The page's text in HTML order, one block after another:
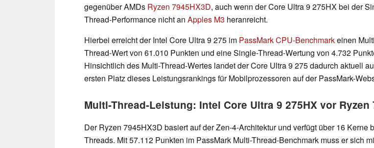
gegenüber AMDs Ryzen 7945HX3D, auch wenn der Core Ultra 9 275HX bei der
Thread-Performance nicht an Apples M3 heranreicht.
Hierbei erreicht der Intel Core Ultra 9 275 im PassMark CPU-Benchmarkeinen
Thread-Wert von 61.010 Punkten und eine Single-Thread-Wertung von 4.732
Hinsichtlich des Multi-Thread-Wertes landet der Core Ultra 9 275 dadurch aktuell
ersten Platz dieses Leistungsrankings für Mobilprozessoren auf der PassMark-
Multi-Thread-Leistung: Intel Core Ultra 9 275HX vor Ryzen
Der Ryzen 7945HX3D basiert auf der Zen-4-Architektur und verfügt über 16 Kerne
Threads. Mit 57.112 Punkten im PassMark Multi-Thread-Benchmark muss er sich